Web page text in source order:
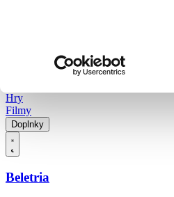
Hry
Filmy
Doplnky
Beletria